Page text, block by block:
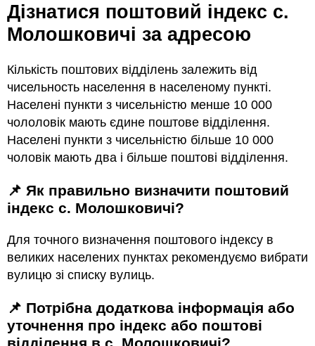
Дізнатися поштовий індекс с.
Молошковичі за адресою
Кількість поштових відділень залежить від
чисельность населення в населеному пункті.
Населені пункти з чисельністю менше 10 000
чололовік мають єдине поштове відділення.
Населені пункти з чисельністю більше 10 000
чоловік мають два і більше поштові відділення.
📌 Як правильно визначити поштовий
індекс с. Молошковичі?
Для точного визначення поштового індексу в
великих населених пунктах рекомендуємо вибрати
вулицю зі списку вулиць.
📌 Потрібна додаткова інформація або
уточнення про індекс або поштові